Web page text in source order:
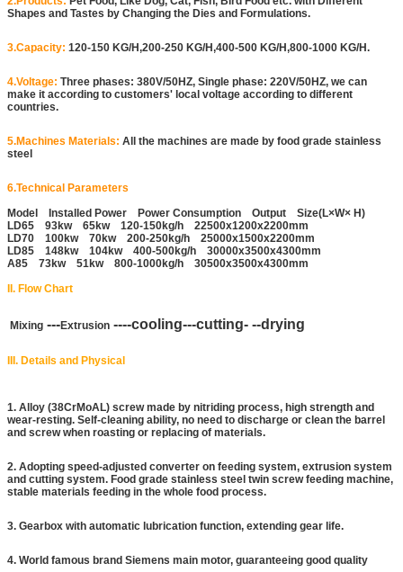
Shapes and Tastes by Changing the Dies and Formulations.
3.Capacity: 120-150 KG/H,200-250 KG/H,400-500 KG/H,800-1000 KG/H.
4.Voltage: Three phases: 380V/50HZ, Single phase: 220V/50HZ, we can
make it according to customers' local voltage according to different
countries.
5.Machines Materials: All the machines are made by food grade stainless
steel
6.Technical Parameters
Model Installed Power Power Consumption Output Size(L×W× H)
LD65 93kw 65kw 120-150kg/h 22500x1200x2200mm
LD70 100kw 70kw 200-250kg/h 25000x1500x2200mm
LD85 148kw 104kw 400-500kg/h 30000x3500x4300mm
A85 73kw 51kw 800-1000kg/h 30500x3500x4300mm
II. Flow Chart
Mixing ---Extrusion ----cooling---cutting- --drying
III. Details and Physical
1. Alloy (38CrMoAL) screw made by nitriding process, high strength and
wear-resting. Self-cleaning ability, no need to discharge or clean the barrel
and screw when roasting or replacing of materials.
2. Adopting speed-adjusted converter on feeding system, extrusion system
and cutting system. Food grade stainless steel twin screw feeding machine,
stable materials feeding in the whole food process.
3. Gearbox with automatic lubrication function, extending gear life.
4. World famous brand Siemens main motor, guaranteeing good quality